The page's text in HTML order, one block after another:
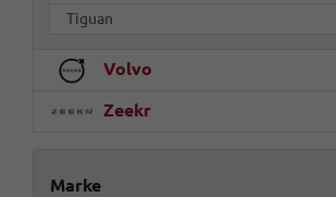
Tiguan
Volvo
Zeekr
Marke